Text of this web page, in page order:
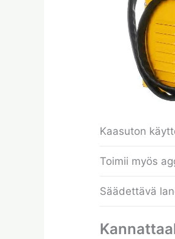
Kaasuton
Toimii myös
Säädettävä